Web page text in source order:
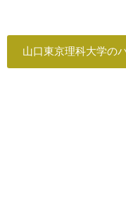
山口東京理科大学の